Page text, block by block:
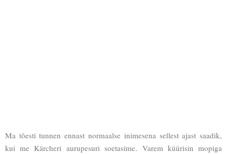
Ma tõesti tunnen ennast normaalse inimesena sellest ajast saadik,
kui me Kärcheri aurupesuri soetasime. Varem küürisin mopiga